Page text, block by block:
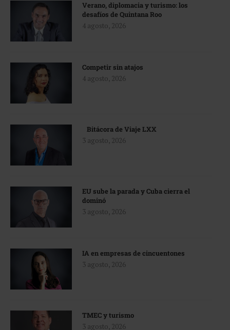
Verano, diplomacia y turismo: los
desafíos de Quintana Roo
4 agosto, 2026
Competir sin atajos
4 agosto, 2026
Bitácora de Viaje LXX
3 agosto, 2026
EU sube la parada y Cuba cierra el
dominó
3 agosto, 2026
IA en empresas de cincuentones
3 agosto, 2026
TMEC y turismo
3 agosto, 2026